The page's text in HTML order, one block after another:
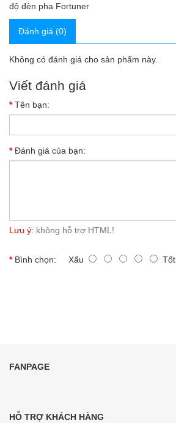
độ đèn pha Fortuner
Đánh giá (0)
Không có đánh giá cho sản phẩm này.
Viết đánh giá
Tên bạn:
Đánh giá của bạn:
Lưu ý: không hỗ trợ HTML!
Bình chọn: Xấu Tốt
FANPAGE
HỖ TRỢ KHÁCH HÀNG